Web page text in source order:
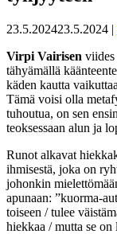
23.5.202423.5.2024 |
Virpi Vairisen viides
tähyämällä
käden kautta
Tämä voisi olla
tuhoutua, on sen
teoksessaan alun ja
Runot alkavat
ihmisestä, joka on
johonkin
apunaan: ”kuorma-
toiseen / tulee
hiekkaa / mutta se